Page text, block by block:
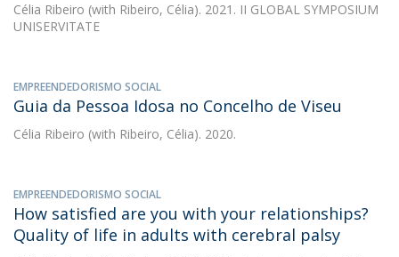
Célia Ribeiro (with Ribeiro, Célia). 2021. II GLOBAL SYMPOSIUM
UNISERVITATE
EMPREENDEDORISMO SOCIAL
Guia da Pessoa Idosa no Concelho de Viseu
Célia Ribeiro (with Ribeiro, Célia). 2020.
EMPREENDEDORISMO SOCIAL
How satisfied are you with your relationships?
Quality of life in adults with cerebral palsy